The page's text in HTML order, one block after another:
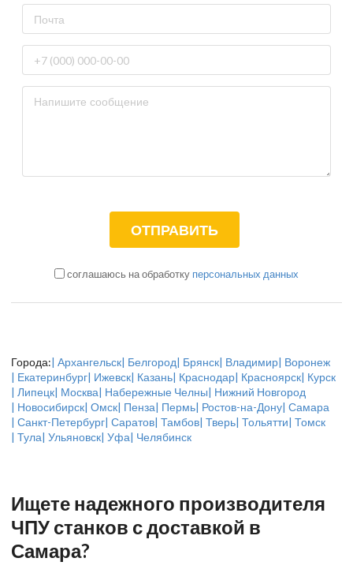
соглашаюсь на обработку персональных данных
Города:| Архангельск| Белгород| Брянск| Владимир| Воронеж
| Екатеринбург| Ижевск| Казань| Краснодар| Красноярск| Курск
| Липецк| Москва| Набережные Челны| Нижний Новгород
| Новосибирск| Омск| Пенза| Пермь| Ростов-на-Дону| Самара
| Санкт-Петербург| Саратов| Тамбов| Тверь| Тольятти| Томск
| Тула| Ульяновск| Уфа| Челябинск
Ищете надежного производителя
ЧПУ станков с доставкой в
Самара?